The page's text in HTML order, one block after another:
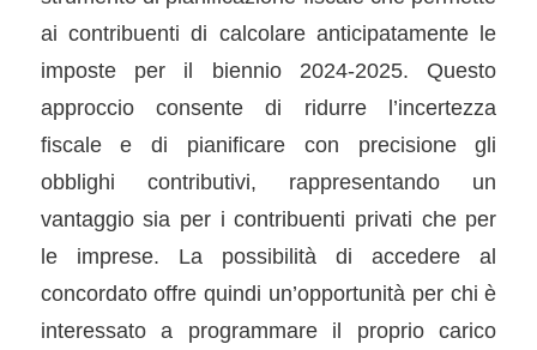
ai contribuenti di calcolare anticipatamente le
imposte per il biennio 2024-2025. Questo
approccio consente di ridurre l’incertezza
fiscale e di pianificare con precisione gli
obblighi contributivi, rappresentando un
vantaggio sia per i contribuenti privati che per
le imprese. La possibilità di accedere al
concordato offre quindi un’opportunità per chi è
interessato a programmare il proprio carico